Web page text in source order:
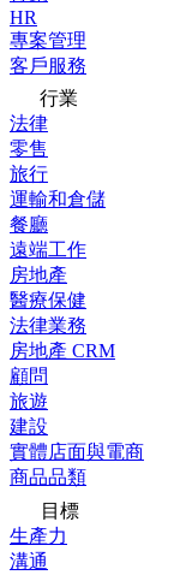
HR
專案管理
客戶服務
行業
法律
零售
旅行
運輸和倉儲
餐廳
遠端工作
房地產
醫療保健
法律業務
房地產 CRM
顧問
旅遊
建設
實體店面與電商
商品品類
目標
生產力
溝通